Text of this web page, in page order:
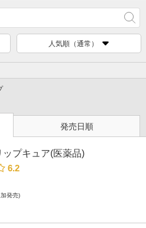
人気順（通常）
発売日順
プキュア(医薬品)
6.2
発売)